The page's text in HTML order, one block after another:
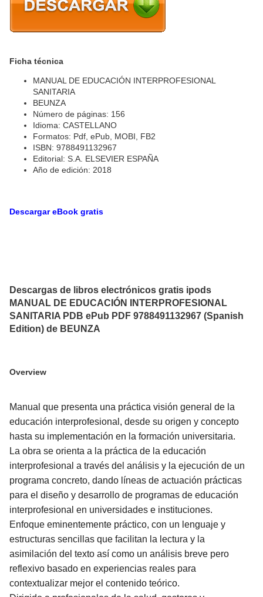
Ficha técnica
MANUAL DE EDUCACIÓN INTERPROFESIONAL
SANITARIA
BEUNZA
Número de páginas: 156
Idioma: CASTELLANO
Formatos: Pdf, ePub, MOBI, FB2
ISBN: 9788491132967
Editorial: S.A. ELSEVIER ESPAÑA
Año de edición: 2018
Descargar eBook gratis
Descargas de libros electrónicos gratis ipods
MANUAL DE EDUCACIÓN INTERPROFESIONAL
SANITARIA PDB ePub PDF 9788491132967 (Spanish
Edition) de BEUNZA
Overview
Manual que presenta una práctica visión general de la
educación interprofesional, desde su origen y concepto
hasta su implementación en la formación universitaria.
La obra se orienta a la práctica de la educación
interprofesional a través del análisis y la ejecución de un
programa concreto, dando líneas de actuación prácticas
para el diseño y desarrollo de programas de educación
interprofesional en universidades e instituciones.
Enfoque eminentemente práctico, con un lenguaje y
estructuras sencillas que facilitan la lectura y la
asimilación del texto así como un análisis breve pero
reflexivo basado en experiencias reales para
contextualizar mejor el contenido teórico.